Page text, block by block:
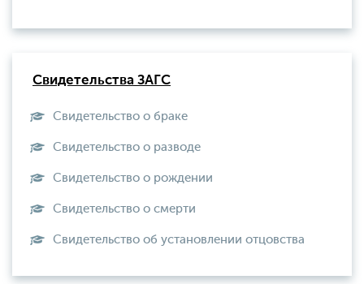
Свидетельства ЗАГС
Свидетельство о браке
Свидетельство о разводе
Свидетельство о рождении
Свидетельство о смерти
Свидетельство об установлении отцовства